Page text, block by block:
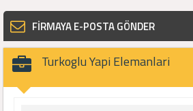
FİRMAYA E-POSTA GÖNDER
Turkoglu Yapi Elemanlari